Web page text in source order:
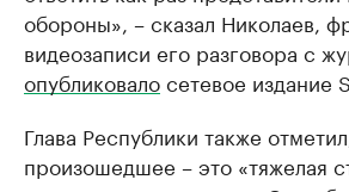
обороны», – сказал Николаев,
видеозаписи его разговора с
опубликовалосетевое издание
Глава Республики также
произошедшее – это «тяжелая